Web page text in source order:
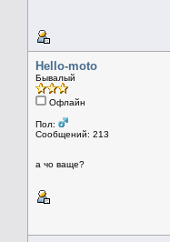
Hello-moto
Бывалый
Офлайн
Пол:
Сообщений: 213
а чо ваще?